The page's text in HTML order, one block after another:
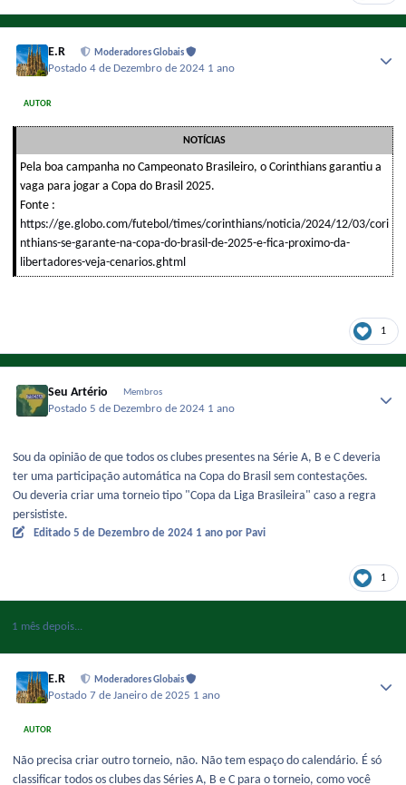
E.R Moderadores Globais
Postado4 de Dezembro de 2024 1 ano
AUTOR
NOTÍCIAS
Pela boa campanha no Campeonato Brasileiro, o Corinthians garantiu a
vaga para jogar a Copa do Brasil 2025.
Fonte :
https://ge.globo.com/futebol/times/corinthians/noticia/2024/12/03/cori
nthians-se-garante-na-copa-do-brasil-de-2025-e-fica-proximo-da-
libertadores-veja-cenarios.ghtml
1
Seu Artério Membros
Postado 5 de Dezembro de 2024 1 ano
Sou da opinião de que todos os clubes presentes na Série A, B e C deveria
ter uma participação automática na Copa do Brasil sem contestações.
Ou deveria criar uma torneio tipo "Copa da Liga Brasileira" caso a regra
persististe.
Editado 5 de Dezembro de 2024 1 ano por Pavi
1
1 mês depois...
E.R Moderadores Globais
Postado7 de Janeiro de 2025 1 ano
AUTOR
Não precisa criar outro torneio, não. Não tem espaço do calendário. É só
classificar todos os clubes das Séries A, B e C para o torneio, como você